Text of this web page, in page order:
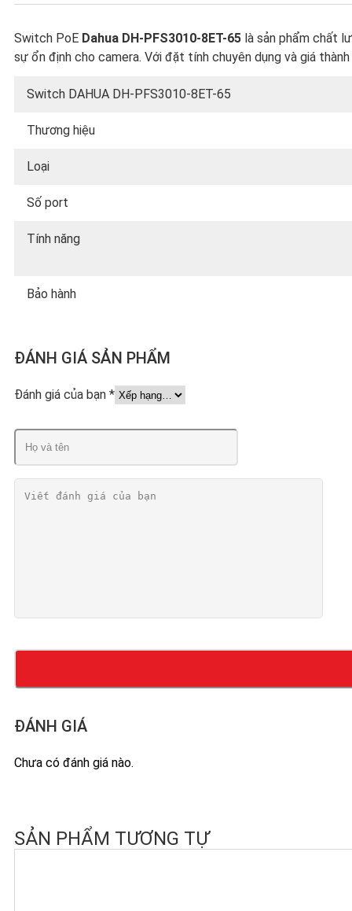
Switch PoE Dahua DH-PFS3010-8ET-65 là sản phẩm chất
sự ổn định cho camera. Với đặt tính chuyên dụng và giá
Switch DAHUA DH-PFS3010-8ET-65
Thương hiệu
Loại
Số port
Tính năng
Bảo hành
ĐÁNH GIÁ
Chưa có đánh giá nào.
ĐÁNH GIÁ SẢN PHẨM
Đánh giá của bạn *
SẢN PHẨM TƯƠNG TỰ